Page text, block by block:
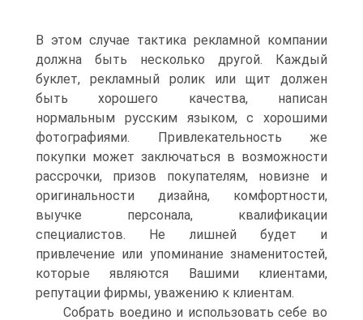
В этом случае тактика рекламной компании
должна быть несколько другой. Каждый
буклет, рекламный ролик или щит должен
быть хорошего качества, написан
нормальным русским языком, с хорошими
фотографиями. Привлекательность же
покупки может заключаться в возможности
рассрочки, призов покупателям, новизне и
оригинальности дизайна, комфортности,
выучке персонала, квалификации
специалистов. Не лишней будет и
привлечение или упоминание знаменитостей,
которые являются Вашими клиентами,
репутации фирмы, уважению к клиентам.
Собрать воедино и использовать себе во